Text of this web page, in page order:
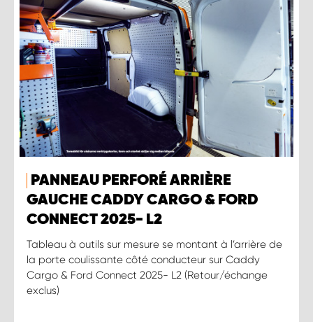
PANNEAU PERFORÉ ARRIÈRE
GAUCHE CADDY CARGO & FORD
CONNECT 2025- L2
Tableau à outils sur mesure se montant à l’arrière de
la porte coulissante côté conducteur sur Caddy
Cargo & Ford Connect 2025- L2 (Retour/échange
exclus)